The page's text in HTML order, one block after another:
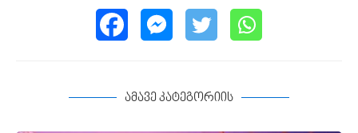
ამავე კატეგორიის